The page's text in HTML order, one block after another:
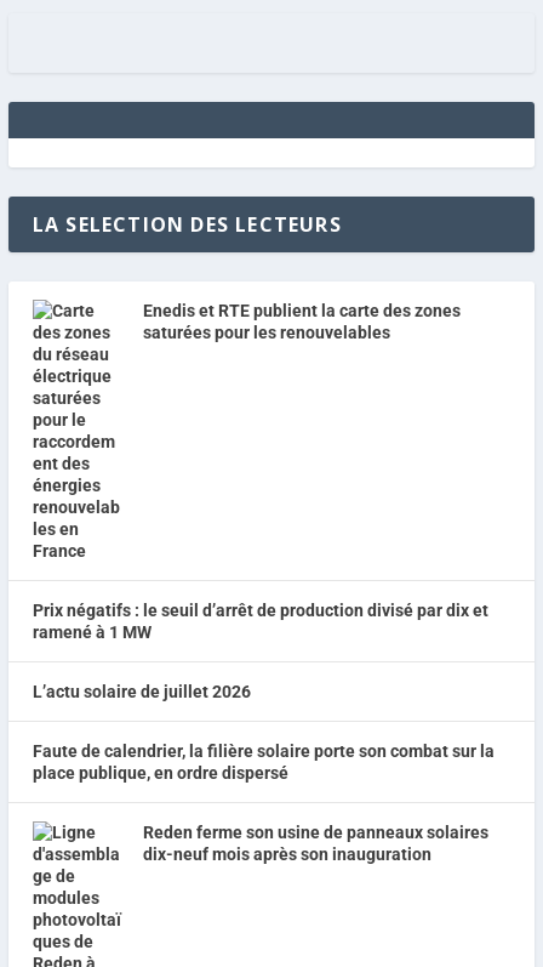
LA SELECTION DES LECTEURS
Enedis et RTE publient la carte des zones
saturées pour les renouvelables
Prix négatifs : le seuil d’arrêt de production divisé par dix et
ramené à 1 MW
L’actu solaire de juillet 2026
Faute de calendrier, la filière solaire porte son combat sur la
place publique, en ordre dispersé
Reden ferme son usine de panneaux solaires
dix-neuf mois après son inauguration